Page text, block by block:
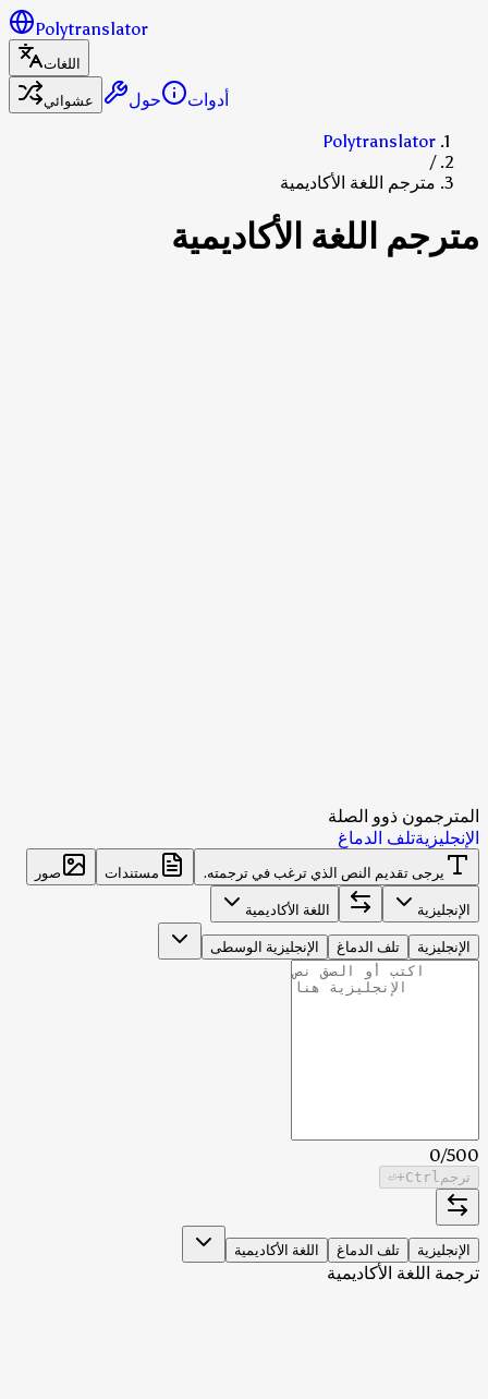
Polytranslator
اللغات
عشوائي
أدوات
حول
Polytranslator
/
مترجم اللغة الأكاديمية
مترجم اللغة الأكاديمية
المترجمون ذوو الصلة
الإنجليزيةتلف الدماغ
يرجى تقديم النص الذي ترغب في ترجمته. مستندات
صور
الإنجليزية
اللغة الأكاديمية
الإنجليزية
تلف الدماغ الإنجليزية الوسطى
0/500
ترجم Ctrl
+⏎
الإنجليزية تلف الدماغ اللغة الأكاديمية
ترجمة اللغة الأكاديمية